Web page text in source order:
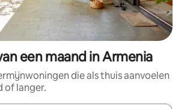
een maand in Armenia
die als thuis aanvoelen
of langer.